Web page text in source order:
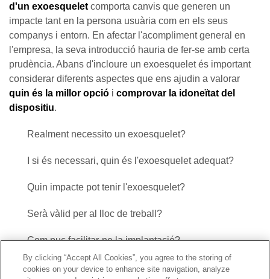
d'un exoesquelet comporta canvis que generen un
impacte tant en la persona usuària com en els seus
companys i entorn. En afectar l'acompliment general en
l'empresa, la seva introducció hauria de fer-se amb certa
prudència. Abans d'incloure un exoesquelet és important
considerar diferents aspectes que ens ajudin a valorar
quin és la millor opció i comprovar la idoneïtat del
dispositiu.
Realment necessito un exoesquelet?
I si és necessari, quin és l'exoesquelet adequat?
Quin impacte pot tenir l'exoesquelet?
Serà vàlid per al lloc de treball?
Com puc facilitar-ne la implantació?
Contacte Perfil del contractant | Reclamacions
By clicking “Accept All Cookies”, you agree to the storing of
cookies on your device to enhance site navigation, analyze